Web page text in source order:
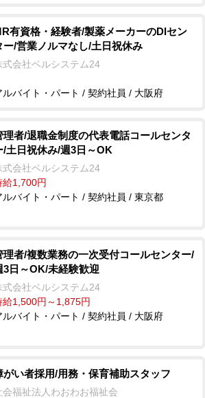
有資格・経験者/製薬メーカーのDIセン
ー/営業ノルマなし/土日祝休み
式会社ベルシステム24
ルバイト・パート / 契約社員 / 大阪府
理者/退職金制度の代表電話コールセンタ
/土日祝休み/週3日～OK
式会社ベルシステム24
給1,700円
ルバイト・パート / 契約社員 / 東京都
理者/複数業務の一次受付コールセンター/
3日～OK/未経験歓迎
式会社ベルシステム24
給1,500円～1,875円
ルバイト・パート / 契約社員 / 大阪府
がい者採用/用務・保育補助スタッフ
会福祉法人わおわお福祉会